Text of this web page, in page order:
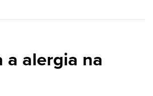
a alergia na